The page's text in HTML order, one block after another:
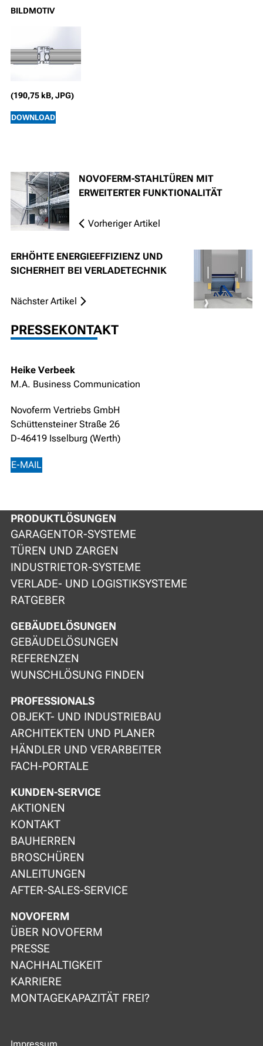
BILDMOTIV
(190,75 kB, JPG)
DOWNLOAD
NOVOFERM-STAHLTÜREN MIT
ERWEITERTER FUNKTIONALITÄT
Vorheriger Artikel
ERHÖHTE ENERGIEEFFIZIENZ UND
SICHERHEIT BEI VERLADETECHNIK
Nächster Artikel
PRESSEKONTAKT
Heike Verbeek
M.A. Business Communication
Novoferm Vertriebs GmbH
Schüttensteiner Straße 26
D-46419 Isselburg (Werth)
E-MAIL
PRODUKTLÖSUNGEN
GARAGENTOR-SYSTEME
TÜREN UND ZARGEN
INDUSTRIETOR-SYSTEME
VERLADE- UND LOGISTIKSYSTEME
RATGEBER
GEBÄUDELÖSUNGEN
GEBÄUDELÖSUNGEN
REFERENZEN
WUNSCHLÖSUNG FINDEN
PROFESSIONALS
OBJEKT- UND INDUSTRIEBAU
ARCHITEKTEN UND PLANER
HÄNDLER UND VERARBEITER
FACH-PORTALE
KUNDEN-SERVICE
AKTIONEN
KONTAKT
BAUHERREN
BROSCHÜREN
ANLEITUNGEN
AFTER-SALES-SERVICE
NOVOFERM
ÜBER NOVOFERM
PRESSE
NACHHALTIGKEIT
KARRIERE
MONTAGEKAPAZITÄT FREI?